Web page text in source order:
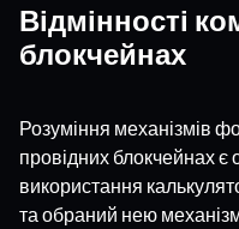
Відмінності
блокчейнах
Розуміння механізмів
провідних блокчейнах
використання
та обраний нею